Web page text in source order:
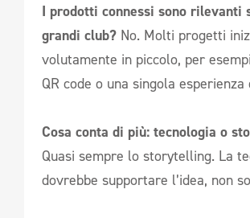
I prodotti connessi sono rilevanti
grandi club? No. Molti progetti
volutamente in piccolo, per
QR code o una singola
Cosa conta di più: tecnologia o
Quasi sempre lo storytelling. La
dovrebbe supportare l’idea, non